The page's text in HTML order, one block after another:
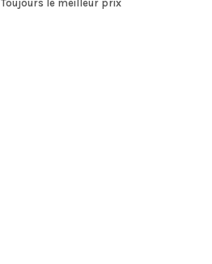
Toujours le meilleur prix